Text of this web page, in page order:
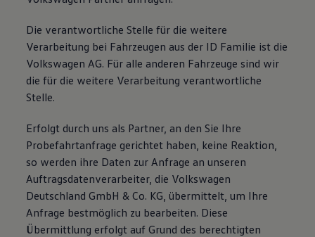
Die verantwortliche Stelle für die weitere
Verarbeitung bei Fahrzeugen aus der ID Familie ist die
Volkswagen AG. Für alle anderen Fahrzeuge sind wir
die für die weitere Verarbeitung verantwortliche
Stelle.
Erfolgt durch uns als Partner, an den Sie Ihre
Probefahrtanfrage gerichtet haben, keine Reaktion,
so werden ihre Daten zur Anfrage an unseren
Auftragsdatenverarbeiter, die Volkswagen
Deutschland GmbH & Co. KG, übermittelt, um Ihre
Anfrage bestmöglich zu bearbeiten. Diese
Übermittlung erfolgt auf Grund des berechtigten